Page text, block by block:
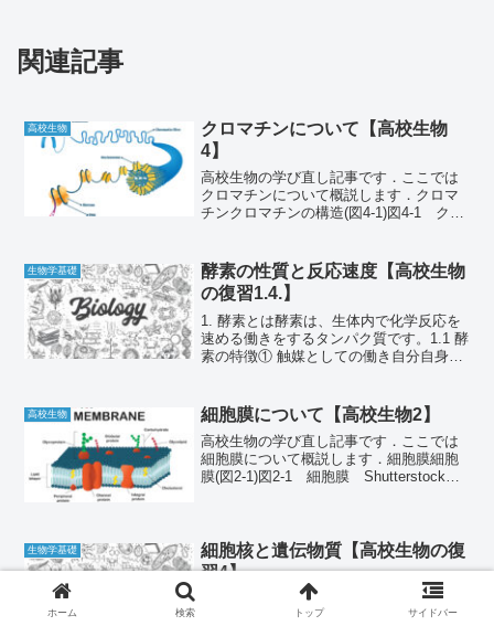
関連記事
高校生物
クロマチンについて【高校生物
4】
高校生物の学び直し記事です．ここでは
クロマチンについて概説します．クロマ
チンクロマチンの構造(図4‐1)図4-1 クロ
Nucleoso...
生物学基礎
酵素の性質と反応速度【高校生物
の復習1.4.】
1. 酵素とは酵素は、生体内で化学反応を
速める働きをするタンパク質です。1.1 酵
素の特徴① 触媒としての働き自分自身は
何度も繰り返し使える② 基質特異性酵素
は特定の物...
高校生物 細胞膜について【高校生物2】
高校生物の学び直し記事です．ここでは
細胞膜について概説します．細胞膜細胞
膜(図2‐1)図2‐1 細胞膜 Shutterstockよ
生物学基礎
細胞核と遺伝物質【高校生物の復
習4】
生物の最小単位である細胞。その中心で
圧倒的な存在感を放つのが細胞核（単に
ホーム 検索 トップ サイドバー